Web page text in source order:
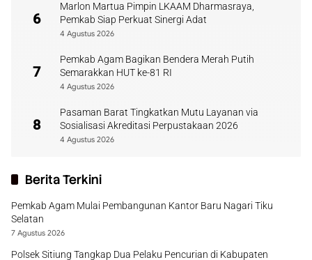
6
Marlon Martua Pimpin LKAAM Dharmasraya,
Pemkab Siap Perkuat Sinergi Adat
4 Agustus 2026
7
Pemkab Agam Bagikan Bendera Merah Putih
Semarakkan HUT ke-81 RI
4 Agustus 2026
8
Pasaman Barat Tingkatkan Mutu Layanan via
Sosialisasi Akreditasi Perpustakaan 2026
4 Agustus 2026
Berita Terkini
Pemkab Agam Mulai Pembangunan Kantor Baru Nagari Tiku
Selatan
7 Agustus 2026
Polsek Sitiung Tangkap Dua Pelaku Pencurian di Kabupaten